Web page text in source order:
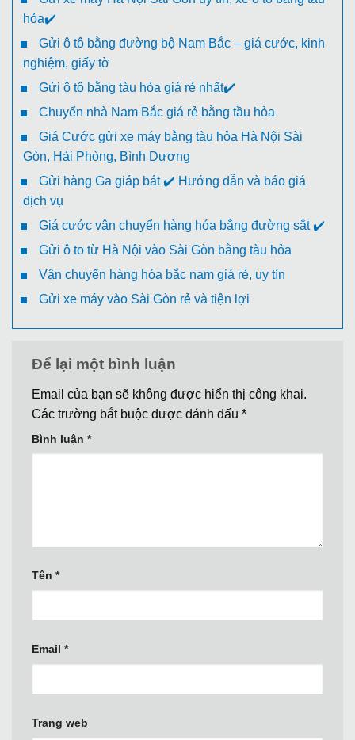
hỏa✔️
Gửi ô tô bằng đường bộ Nam Bắc – giá cước, kinh
nghiệm, giấy tờ
Gửi ô tô bằng tàu hỏa giá rẻ nhất✔️
Chuyển nhà Nam Bắc giá rẻ bằng tầu hỏa
Giá Cước gửi xe máy bằng tàu hỏa Hà Nội Sài
Gòn, Hải Phòng, Bình Dương
Gửi hàng Ga giáp bát ✔️ Hướng dẫn và báo giá
dịch vụ
Giá cước vận chuyển hàng hóa bằng đường sắt ✔️
Gửi ô to từ Hà Nội vào Sài Gòn bằng tàu hỏa
Vận chuyển hàng hóa bắc nam giá rẻ, uy tín
Gửi xe máy vào Sài Gòn rẻ và tiện lợi
Để lại một bình luận
Email của bạn sẽ không được hiển thị công khai.
Các trường bắt buộc được đánh dấu *
Bình luận *
Tên *
Email *
Trang web